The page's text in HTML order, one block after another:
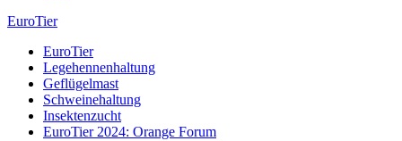
EuroTier
EuroTier
Legehennenhaltung
Geflügelmast
Schweinehaltung
Insektenzucht
EuroTier 2024: Orange Forum